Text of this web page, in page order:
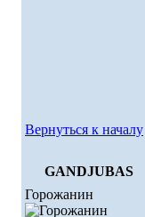
Вернуться к началу
GANDJUBAS
Горожанин